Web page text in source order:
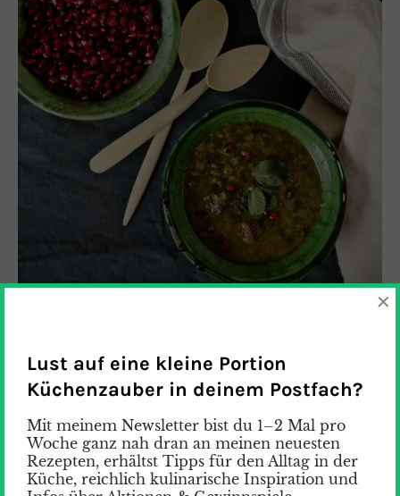
Ash-e Anar ba Koofteh Ghelgheli –
dicke Granatapfelsuppe mit
Fleischbällchen und Minzöl آش انار
Brrr, es ist ganz schön kalt geworden! Sehnst du dich
Lust auf eine kleine Portion
Küchenzauber in deinem Postfach?
Mit meinem Newsletter bist du 1–2 Mal pro
Woche ganz nah dran an meinen neuesten
Rezepten, erhältst Tipps für den Alltag in der
Küche, reichlich kulinarische Inspiration und
×